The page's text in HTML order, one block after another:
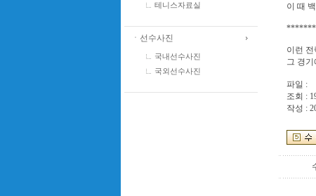
테니스자료실
ㆍ선수사진
국내선수사진
국외선수사진
이 때
이런
그 경
파일 :
조회 :
작성 :